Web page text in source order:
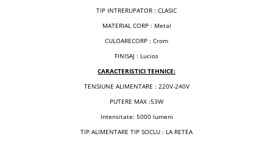
TIP INTRERUPATOR : CLASIC
MATERIAL CORP : Metal
CULOARECORP : Crom
FINISAJ : Lucios
CARACTERISTICI TEHNICE:
TENSIUNE ALIMENTARE : 220V-240V
PUTERE MAX :53W
Intensitate: 5000 lumeni
TIP ALIMENTARE TIP SOCLU : LA RETEA